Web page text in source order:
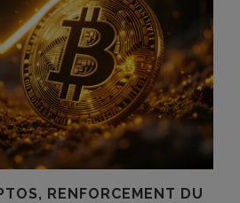
RENFORCEMENT DU